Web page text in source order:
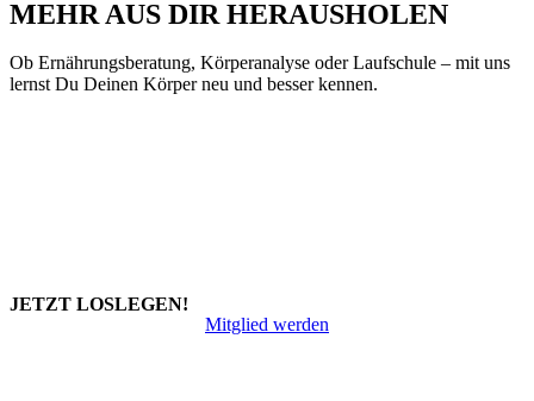
MEHR AUS DIR HERAUSHOLEN
Ob Ernährungsberatung, Körperanalyse oder Laufschule – mit uns
lernst Du Deinen Körper neu und besser kennen.
JETZT LOSLEGEN!
Mitglied werden